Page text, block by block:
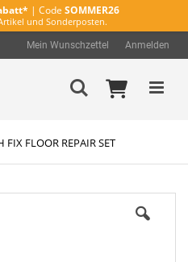
| Code SOMMER26
und Sonderposten.
Mein
Mein Wunschzettel Anmelden
Suche
FIX FLOOR REPAIR SET